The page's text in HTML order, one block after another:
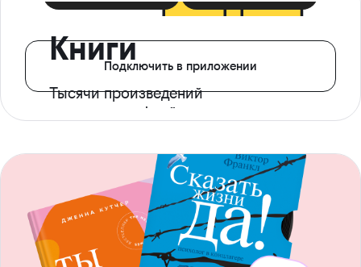
Книги
Тысячи произведений
с доступом офлайн
Подключить в приложении